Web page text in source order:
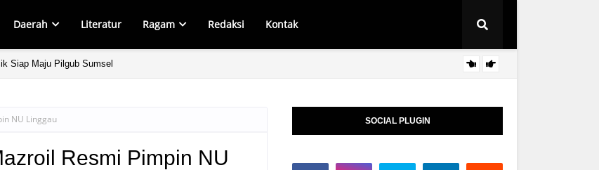
Daerah Literatur Ragam Redaksi Kontak
Siap Maju Pilgub Sumsel
NU Linggau
Resmi Pimpin NU
SOCIAL PLUGIN